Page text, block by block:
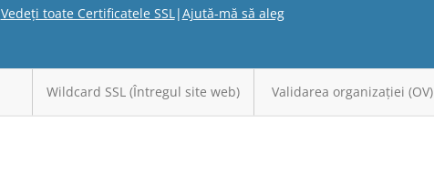
Vedeți toate Certificatele SSL|Ajută-mă să aleg
Wildcard SSL (Întregul site web) Validarea organizației (OV)